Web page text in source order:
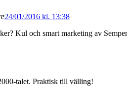
24/01/2016 kl. 13:38
Kul och smart marketing av
talet. Praktisk till välling!